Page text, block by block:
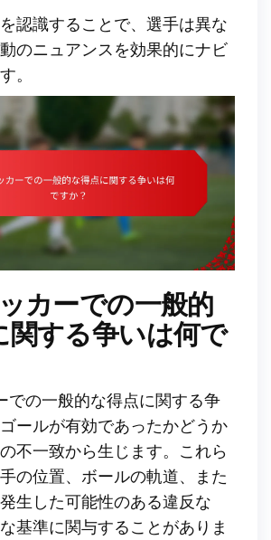
認識することで、選手は異な
のニュアンスを効果的にナビ
。
カーでの一般的
関する争いは何で
での一般的な得点に関する争
ールが有効であったかどうか
不一致から生じます。これら
の位置、ボールの軌道、また
生した可能性のある違反な
基準に関与することがありま